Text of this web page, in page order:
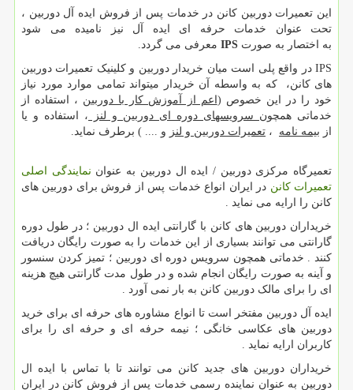
این تعمیرات دوربین کانن در خدمات پس از فروش ایده آل دوربین ،
تحت عنوان خدمات حرفه ای ایده آل نیز نامیده می شود
به اختصار به صورت IPS معرفی می گردد.
IPS در واقع پلی است میان خریدار دوربین و کلینیک تعمیرات دوربین
های کانن، که به واسطه آن خریدار میتواند تمامی موارد مورد نیاز
خود را در این خصوص (اعم از آموزش کار با دوربین ، استفاده از
خدماتی همچون سرویسهای دوره ای دوربین و لنز ، استفاده و یا
از بیمه نامه ، تعمیرات دوربین و لنز و .... ) برطرف نماید.
تعمیرگاه مرکزی دوربین / ایده ال دوربین به عنوان نمایندگی اصلی
تعمیرات کانن در ایران انواع خدمات پس از فروش برای دوربین های
کانن را ارایه می نماید .
خریداران دوربین های کانن با گارانتی ایده ال دوربین ؛ در طول دوره
گارانتی می توانند بسیاری از این خدمات را به صورت رایگان دریافت
کنند . خدماتی همچون سرویس دوره ای دوربین ؛ تمیز کردن سنسور
و آینه به صورت رایگان انجام شده و در طول مدت گارانتی هیچ هزینه
ای را برای مالک دوربین کانن به بار نمی آورد .
ایده آل دوربین مفتخر است تا انواع مشاوره های حرفه ای برای خرید
دوربین های عکاسی خانگی ؛ نیمه حرفه ای و حرفه ای را برای
کاربران ارایه نماید .
خریداران دوربین های جدید کانن می توانند تا با تماس با ایده ال
دوربین به عنوان نماینده رسمی خدمات پس از فروش کانن در ایران